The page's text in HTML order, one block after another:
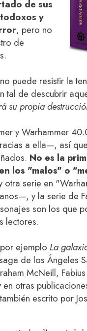
de sus
y
, pero no
de
puede resistir la
tal de descubrir
su propia
y Warhammer
a ella—, así
No es la
los "malos" o
serie en
y la serie de
son los que
lectores.
ejemplo La
de los Ángeles
McNeill,
en otras
escrito por